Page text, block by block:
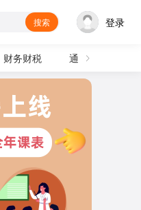
搜索 登录
财务财税 通用技能